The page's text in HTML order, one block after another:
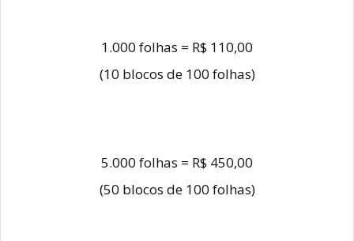
1.000 folhas = R$ 110,00
(10 blocos de 100 folhas)
5.000 folhas = R$ 450,00
(50 blocos de 100 folhas)